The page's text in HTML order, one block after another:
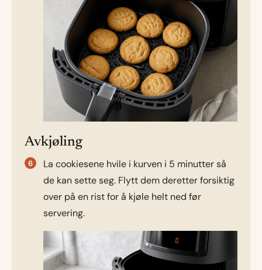
Avkjøling
La cookiesene hvile i kurven i 5 minutter så
de kan sette seg. Flytt dem deretter forsiktig
over på en rist for å kjøle helt ned før
servering.